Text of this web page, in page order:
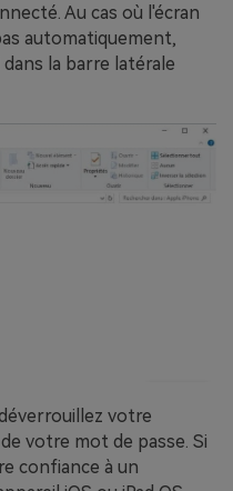
Au cas où l'écran
automatiquement,
la barre latérale
votre
votre mot de passe. Si
confiance à un